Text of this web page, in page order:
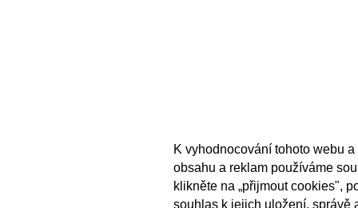
K vyhodnocování tohoto webu
obsahu a reklam používáme
klikněte na „přijmout cookies",
souhlas k jejich uložení, správě